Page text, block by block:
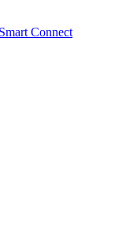
Connect